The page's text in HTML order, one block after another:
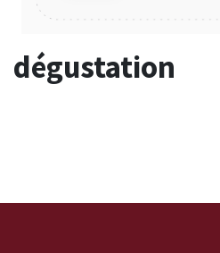
dégustation